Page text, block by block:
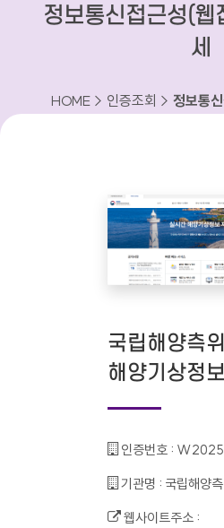
정보통신접근성(
세
HOME > 인증조회 > 정보통
국립해양측
해양기상정보
인증번호 :
기관명 : 국립해양
웹사이트주소 :